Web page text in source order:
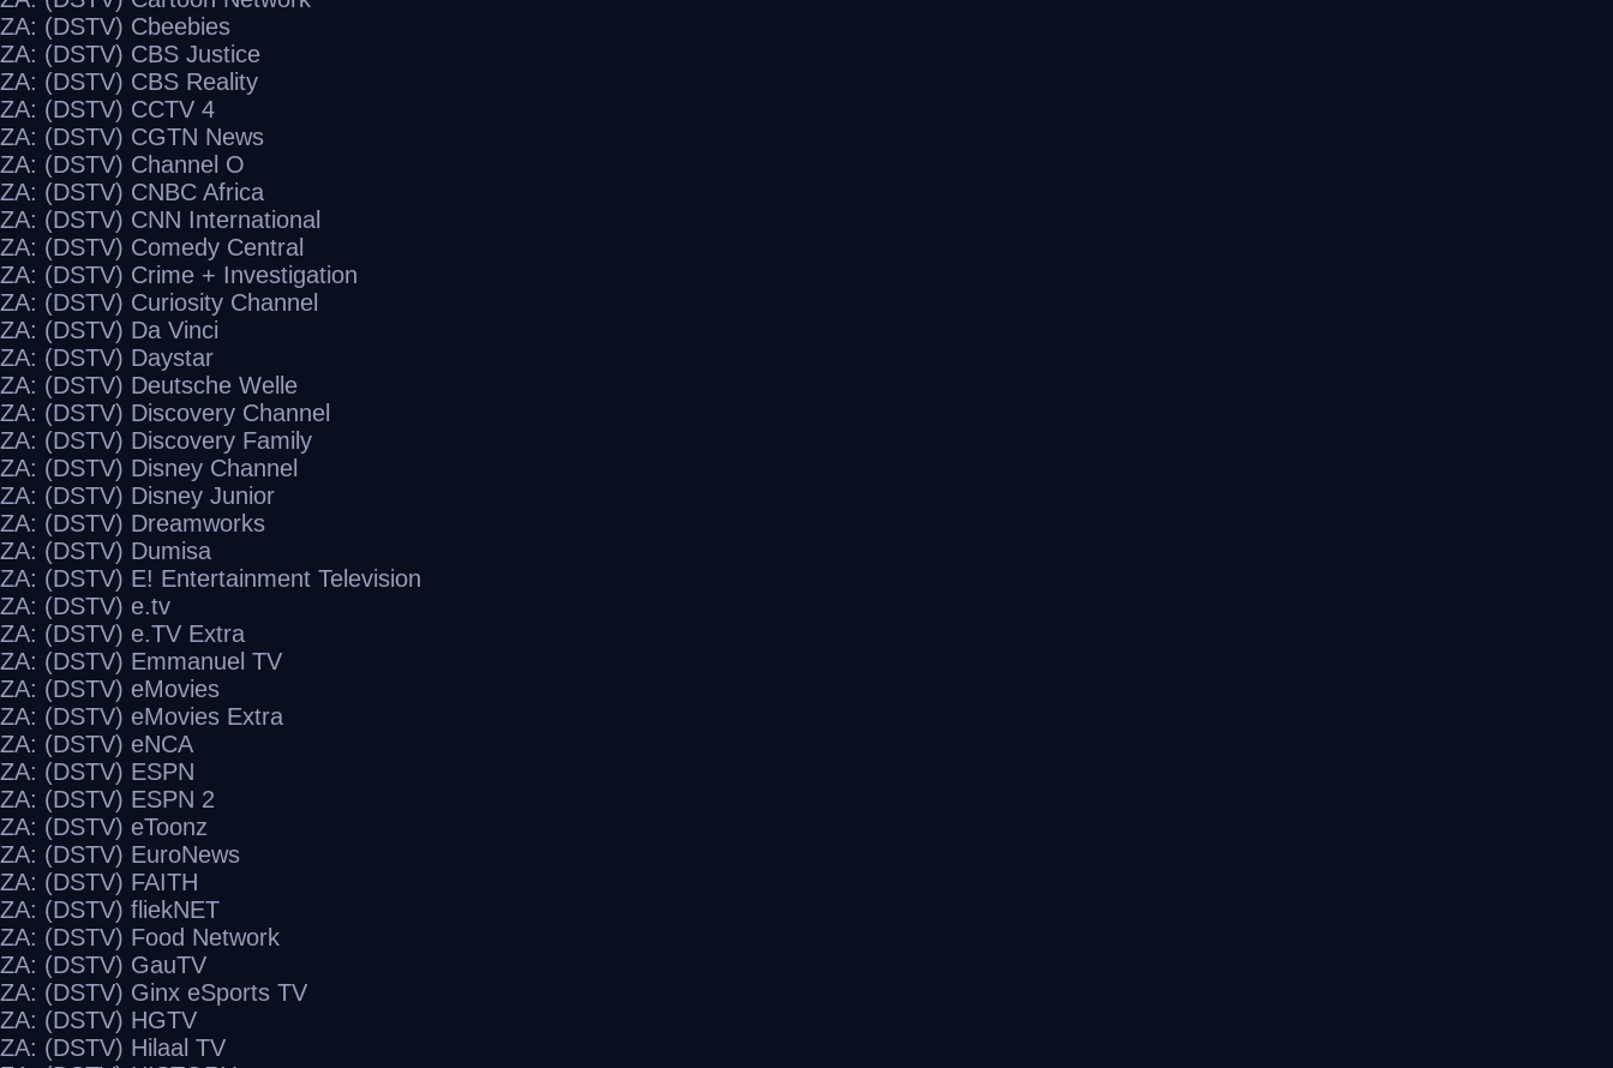
ZA: (DSTV) Cbeebies
ZA: (DSTV) CBS Justice
ZA: (DSTV) CBS Reality
ZA: (DSTV) CCTV 4
ZA: (DSTV) CGTN News
ZA: (DSTV) Channel O
ZA: (DSTV) CNBC Africa
ZA: (DSTV) CNN International
ZA: (DSTV) Comedy Central
ZA: (DSTV) Crime + Investigation
ZA: (DSTV) Curiosity Channel
ZA: (DSTV) Da Vinci
ZA: (DSTV) Daystar
ZA: (DSTV) Deutsche Welle
ZA: (DSTV) Discovery Channel
ZA: (DSTV) Discovery Family
ZA: (DSTV) Disney Channel
ZA: (DSTV) Disney Junior
ZA: (DSTV) Dreamworks
ZA: (DSTV) Dumisa
ZA: (DSTV) E! Entertainment Television
ZA: (DSTV) e.tv
ZA: (DSTV) e.TV Extra
ZA: (DSTV) Emmanuel TV
ZA: (DSTV) eMovies
ZA: (DSTV) eMovies Extra
ZA: (DSTV) eNCA
ZA: (DSTV) ESPN
ZA: (DSTV) ESPN 2
ZA: (DSTV) eToonz
ZA: (DSTV) EuroNews
ZA: (DSTV) FAITH
ZA: (DSTV) fliekNET
ZA: (DSTV) Food Network
ZA: (DSTV) GauTV
ZA: (DSTV) Ginx eSports TV
ZA: (DSTV) HGTV
ZA: (DSTV) Hilaal TV